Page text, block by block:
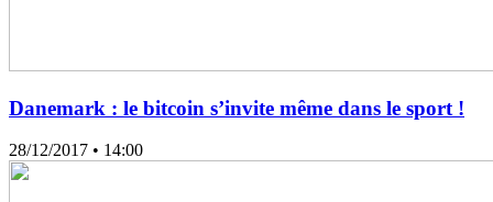
Danemark : le bitcoin s’invite même dans le sport !
28/12/2017 • 14:00